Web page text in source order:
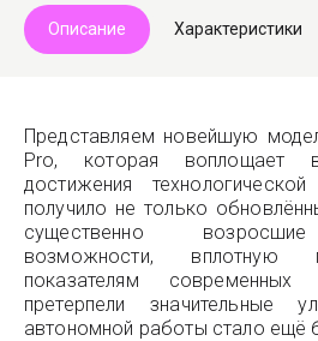
Описание Характеристики
Представляем новейшую
Pro, которая воплощает
достижения
получило не только
существенно
возможности, вплотную
показателям
претерпели значительные
автономной работы стало ещё